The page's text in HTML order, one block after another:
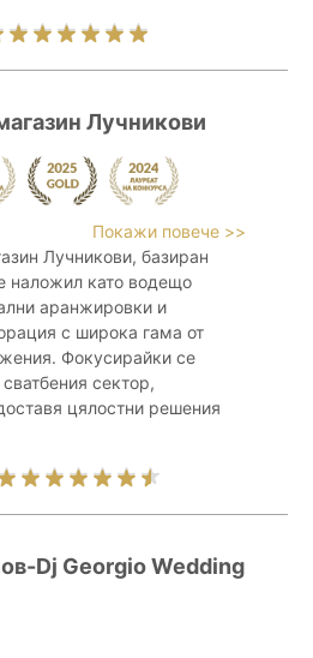
Лучникови
Покажи повече >>
Лучникови, базиран
наложил като водещо
аранжировки и
с широка гама от
Фокусирайки се
сектор,
цялостни решения
Dj Georgio Wedding